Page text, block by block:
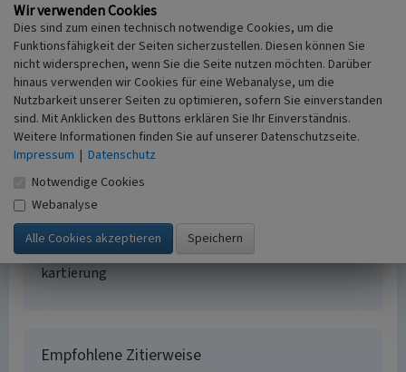
Quelle vor dem Obertor, Neuss, Rhein-Kreis
Neuss
Schlagwörter
Heilquelle Quelle (Gewässer)
Fachsicht(en)
Kulturlandschaftspflege, Landeskunde
Erfassungsmaßstab
i.d.R. 1:5.000 (größer als 1:20.000)
Erfassungsmethode
Literaturauswertung, Geländebegehung/-
kartierung
Empfohlene Zitierweise
Wir verwenden Cookies
Dies sind zum einen technisch notwendige Cookies, um die
Funktionsfähigkeit der Seiten sicherzustellen. Diesen können Sie
nicht widersprechen, wenn Sie die Seite nutzen möchten. Darüber
hinaus verwenden wir Cookies für eine Webanalyse, um die
Nutzbarkeit unserer Seiten zu optimieren, sofern Sie einverstanden
sind. Mit Anklicken des Buttons erklären Sie Ihr Einverständnis.
Weitere Informationen finden Sie auf unserer Datenschutzseite.
Impressum | Datenschutz
Notwendige Cookies
Webanalyse